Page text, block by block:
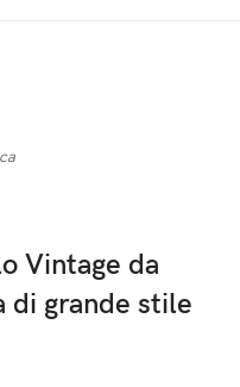
Vintage da
di grande stile